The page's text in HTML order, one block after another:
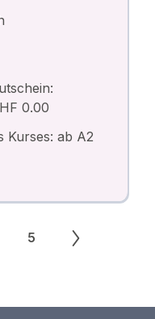
0.00
Kurses: ab A2
5